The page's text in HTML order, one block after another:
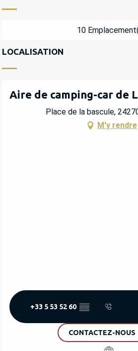
10
LOCALISATION
Aire de camping-car de
Place de la bascule,
M'y rendre
+33 5 53 52 60 ▒▒
CONTACTEZ-NOUS